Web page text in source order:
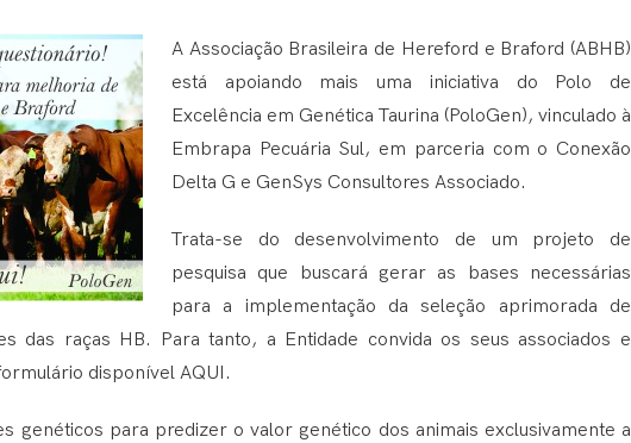
A Associação Brasileira de Hereford e Braford (ABHB)
está apoiando mais uma iniciativa do Polo de
Excelência em Genética Taurina (PoloGen), vinculado à
Embrapa Pecuária Sul, em parceria com o Conexão
Delta G e GenSys Consultores Associado.
Trata-se do desenvolvimento de um projeto de
pesquisa que buscará gerar as bases necessárias
para a implementação da seleção aprimorada de
das raças HB. Para tanto, a Entidade convida os seus associados e
disponível AQUI.
genéticos para predizer o valor genético dos animais exclusivamente a